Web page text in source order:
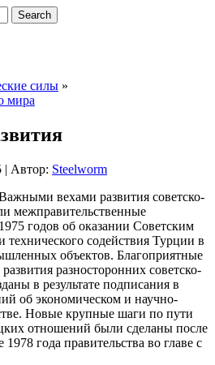
силы »
мира
| Автор: Steelworm
вехами развития советско-
межправительственные
годов об оказании Советским
содействия Турции в
объектов. Благоприятные
разносторонних советско-
в результате подписания в
об экономическом и научно-
Новые крупные шаги по пути
отношений были сделаны после
года правительства во главе с